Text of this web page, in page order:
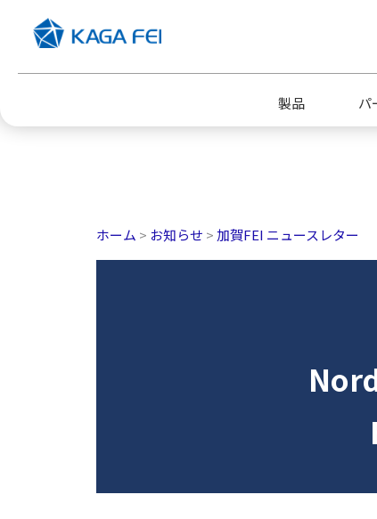
製品 パ
代表挨拶
新卒採用
ホーム > お知らせ >加賀FEI ニュースレター